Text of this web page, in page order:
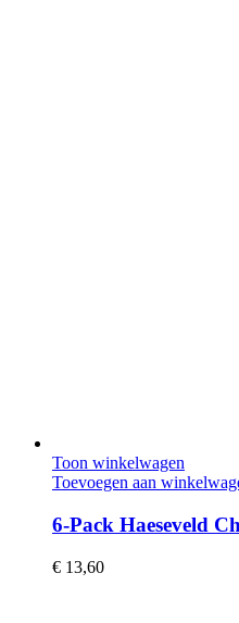
Toon winkelwagen
Toevoegen aan
6-Pack Haeseveld
€ 13,60